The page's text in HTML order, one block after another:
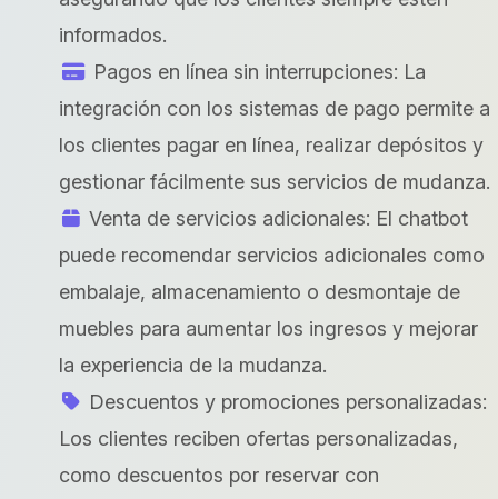
informados.
Pagos en línea sin interrupciones: La
integración con los sistemas de pago permite a
los clientes pagar en línea, realizar depósitos y
gestionar fácilmente sus servicios de mudanza.
Venta de servicios adicionales: El chatbot
puede recomendar servicios adicionales como
embalaje, almacenamiento o desmontaje de
muebles para aumentar los ingresos y mejorar
la experiencia de la mudanza.
Descuentos y promociones personalizadas:
Los clientes reciben ofertas personalizadas,
como descuentos por reservar con